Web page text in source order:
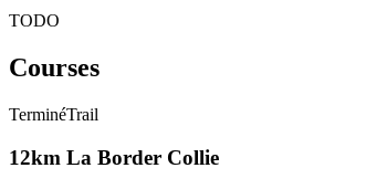
TODO
Courses
TerminéTrail
12km La Border Collie